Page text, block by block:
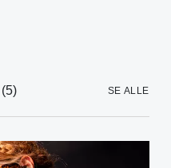
(5) SE ALLE